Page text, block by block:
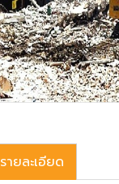
รายละเอียด